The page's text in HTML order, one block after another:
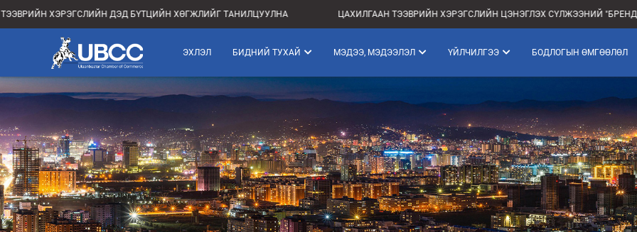
ХЭРЭГСЛИЙН ДЭД БҮТЦИЙН ХӨГЖЛИЙГ ТАНИЛЦУУЛНА ЦАХИЛГААН ТЭЭВРИЙН ХЭРЭГСЛИЙН ЦЭНЭГЛЭХ СҮЛЖЭЭНИЙ "БРЕНД
ЭХЛЭЛ БИДНИЙ ТУХАЙ МЭДЭЭ, МЭДЭЭЛЭЛ ҮЙЛЧИЛГЭЭ БОДЛОГЫН ӨМГӨӨЛӨЛ